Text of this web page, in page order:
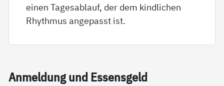
einen Tagesablauf, der dem kindlichen
Rhythmus angepasst ist.
An­mel­dung und Es­sens­geld